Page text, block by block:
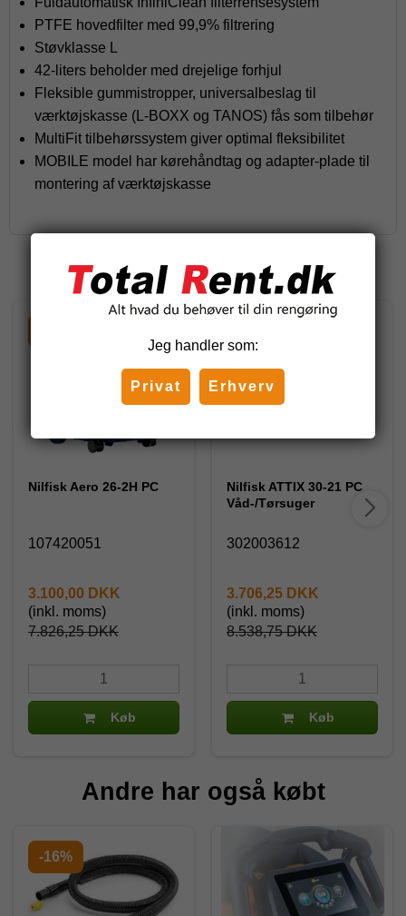
PTFE hovedfilter med 99,9% filtrering
Støvklasse L
42-liters beholder med drejelige forhjul
Fleksible gummistropper, universalbeslag til
værktøjskasse (L-BOXX og TANOS) fås som tilbehør
MultiFit tilbehørssystem giver optimal fleksibilitet
MOBILE model har kørehåndtag og adapter-plade til
montering af værktøjskasse
Relaterede produkter
Nilfisk Aero 26-2H PC
107420051
7.826,25 DKK
3.100,00 DKK
(inkl. moms)
Køb
Nilfisk ATTIX 30-21 PC
Våd-/Tørsuger
302003612
8.538,75 DKK
3.706,25 DKK
(inkl. moms)
Køb
Andre har også købt
-16%
Jeg handler som:
Privat Erhverv